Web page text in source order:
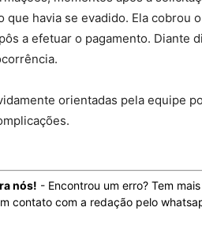
que havia se evadido. Ela cobrou
a efetuar o pagamento. Diante
orientadas pela equipe
nós! - Encontrou um erro? Tem
contato com a redação pelo